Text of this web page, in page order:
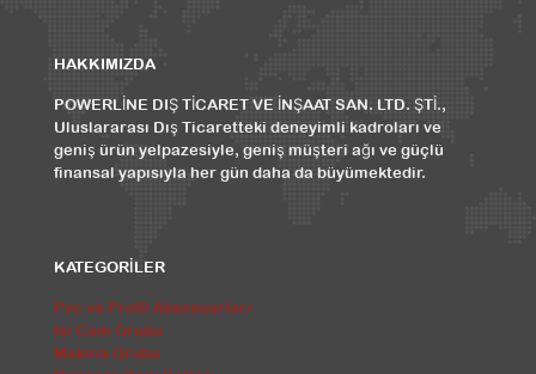
HAKKIMIZDA
POWERLİNE DIŞ TİCARET VE İNŞAAT SAN. LTD. ŞTİ.,
Uluslararası Dış Ticaretteki deneyimli kadroları ve
geniş ürün yelpazesiyle, geniş müşteri ağı ve güçlü
finansal yapısıyla her gün daha da büyümektedir.
KATEGORİLER
Pvc ve Profil Aksesuarları
Isı Cam Grubu
Makina Grubu